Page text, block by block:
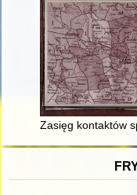
Zasięg kontaktów